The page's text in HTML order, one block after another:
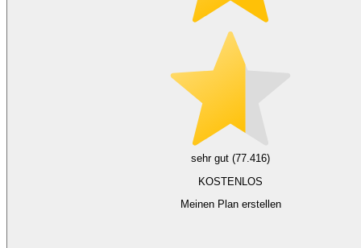
sehr gut (77.416)
KOSTENLOS
Meinen Plan erstellen